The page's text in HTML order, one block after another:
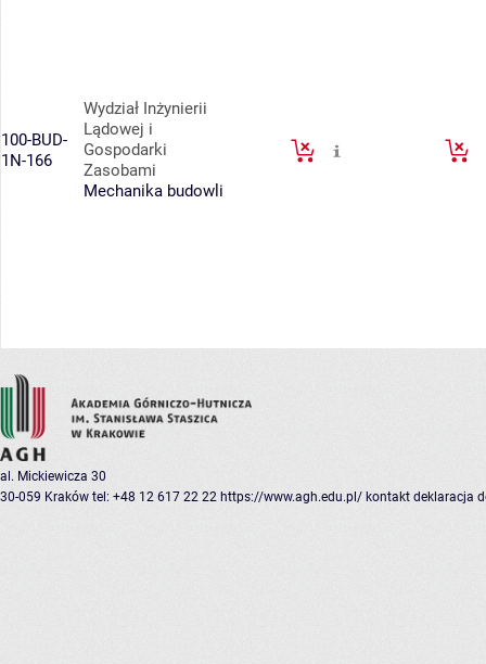
100-BUD-
1N-166
Wydział Inżynierii
Lądowej i
Gospodarki
Zasobami
Mechanika budowli
al. Mickiewicza 30
30-059 Kraków tel: +48 12 617 22 22 https://www.agh.edu.pl/ kontakt deklaracja